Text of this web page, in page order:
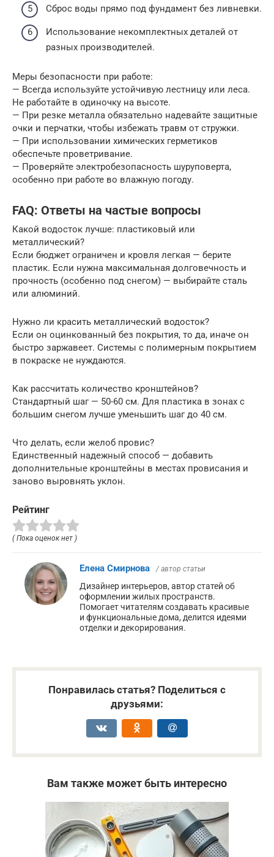
Сброс воды прямо под фундамент без ливневки.
Использование некомплектных деталей от
разных производителей.
Меры безопасности при работе:
— Всегда используйте устойчивую лестницу или леса.
Не работайте в одиночку на высоте.
— При резке металла обязательно надевайте защитные
очки и перчатки, чтобы избежать травм от стружки.
— При использовании химических герметиков
обеспечьте проветривание.
— Проверяйте электробезопасность шуруповерта,
особенно при работе во влажную погоду.
FAQ: Ответы на частые вопросы
Какой водосток лучше: пластиковый или
металлический?
Если бюджет ограничен и кровля легкая — берите
пластик. Если нужна максимальная долговечность и
прочность (особенно под снегом) — выбирайте сталь
или алюминий.
Нужно ли красить металлический водосток?
Если он оцинкованный без покрытия, то да, иначе он
быстро заржавеет. Системы с полимерным покрытием
в покраске не нуждаются.
Как рассчитать количество кронштейнов?
Стандартный шаг — 50-60 см. Для пластика в зонах с
большим снегом лучше уменьшить шаг до 40 см.
Что делать, если желоб провис?
Единственный надежный способ — добавить
дополнительные кронштейны в местах провисания и
заново выровнять уклон.
Рейтинг
( Пока оценок нет )
Елена Смирнова / автор статьи
Дизайнер интерьеров, автор статей об
оформлении жилых пространств.
Помогает читателям создавать красивые
и функциональные дома, делится идеями
отделки и декорирования.
Понравилась статья? Поделиться с
друзьями:
Вам также может быть интересно